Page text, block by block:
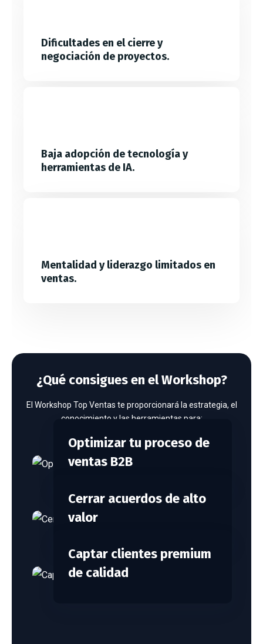
Dificultades en el cierre y
negociación de proyectos.
Baja adopción de tecnología y
herramientas de IA.
Mentalidad y liderazgo limitados en
ventas.
¿Qué consigues en el Workshop?
El Workshop Top Ventas te proporcionará la estrategia, el
conocimiento y las herramientas para:
Optimizar tu proceso de
ventas B2B
Cerrar acuerdos de alto
valor
Captar clientes premium
de calidad